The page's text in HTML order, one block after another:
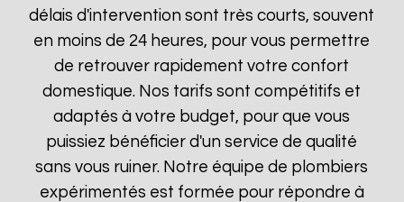
délais d'intervention sont très courts, souvent
en moins de 24 heures, pour vous permettre
de retrouver rapidement votre confort
domestique. Nos tarifs sont compétitifs et
adaptés à votre budget, pour que vous
puissiez bénéficier d'un service de qualité
sans vous ruiner. Notre équipe de plombiers
expérimentés est formée pour répondre à